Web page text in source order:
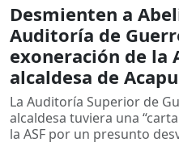
Desmienten a
Auditoría de
exoneración de la
alcaldesa de
La Auditoría Superior de
alcaldesa tuviera una
la ASF por un presunto